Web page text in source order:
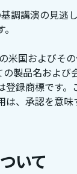
基調講演の見逃
米国およびそ
の製品名および
登録商標です
は、承認を意
いて